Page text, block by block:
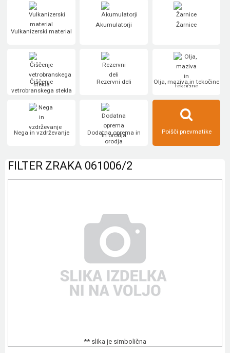
Vulkanizerski material
Akumulatorji Žarnice
Čiščenje
vetrobranskega stekla
Rezervni deli Olja, maziva in tekočine
Nega in vzdrževanje
Dodatna oprema in
orodja
Poišči pnevmatike
FILTER ZRAKA 061006/2
** slika je simbolična